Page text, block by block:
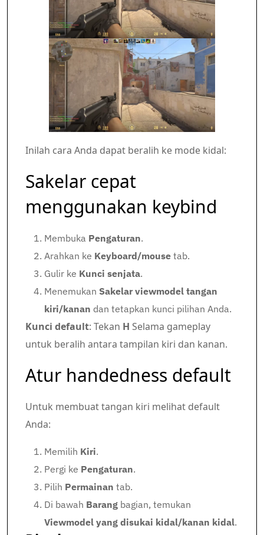
Inilah cara Anda dapat beralih ke mode kidal:
Sakelar cepat
menggunakan keybind
Membuka Pengaturan.
Arahkan ke Keyboard/mouse tab.
Gulir ke Kunci senjata.
Menemukan Sakelar viewmodel tangan
kiri/kanan dan tetapkan kunci pilihan Anda.
Kunci default: Tekan H Selama gameplay
untuk beralih antara tampilan kiri dan kanan.
Atur handedness default
Untuk membuat tangan kiri melihat default
Anda:
Memilih Kiri.
Pergi ke Pengaturan.
Pilih Permainan tab.
Di bawah Barang bagian, temukan
Viewmodel yang disukai kidal/kanan kidal.